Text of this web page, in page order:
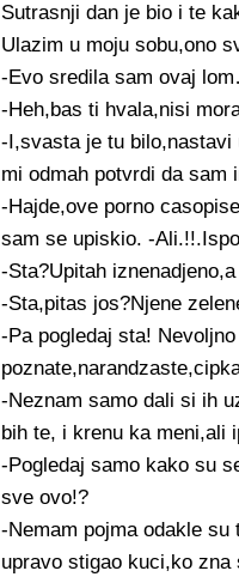
Sutrasnji dan je bio i te
Ulazim u moju sobu,ono
-Evo sredila sam ovaj
-Heh,bas ti hvala,nisi
-I,svasta je tu bilo,nastavi
mi odmah potvrdi da sam
-Hajde,ove porno
sam se upiskio. -
-Sta?Upitah
-Sta,pitas jos?Njene
-Pa pogledaj sta!
-Neznam samo dali si ih
bih te, i krenu ka meni,ali
-Pogledaj samo kako su
sve ovo!?
-Nemam pojma odakle
upravo stigao kuci,ko